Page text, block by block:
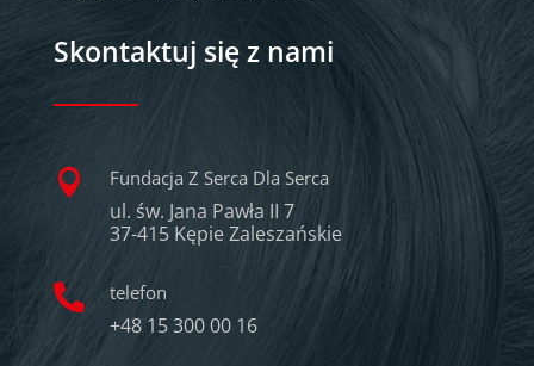
Skontaktuj się z nami
 Fundacja Z Serca Dla Serca
ul. św. Jana Pawła II 7
37-415 Kępie Zaleszańskie
 telefon
+48 15 300 00 16